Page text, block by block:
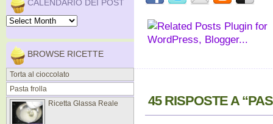
CALENDARIO DEI POST
BROWSE RICETTE
Torta al cioccolato
Pasta frolla
Ricetta Glassa Reale
45 RISPOSTE A